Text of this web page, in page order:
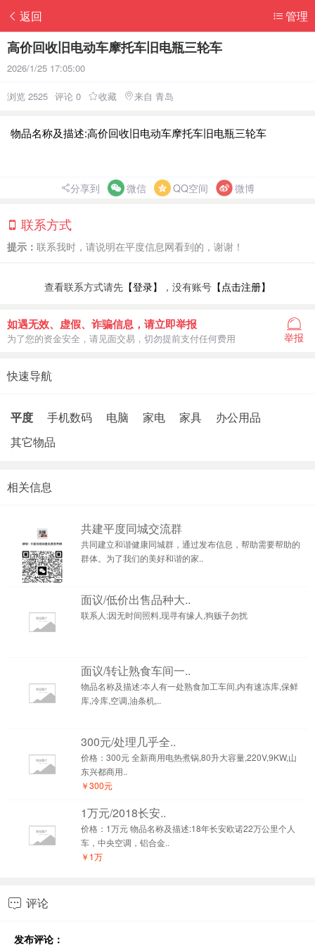
返回 管理
高价回收旧电动车摩托车旧电瓶三轮车
2026/1/25 17:05:00
浏览 2525 评论 0 收藏 来自 青岛
物品名称及描述:高价回收旧电动车摩托车旧电瓶三轮车
分享到 微信 QQ空间 微博
联系方式
提示： 联系我时，请说明在平度信息网看到的，谢谢！
查看联系方式请先 【登录】 ，没有账号 【点击注册】
如遇无效、虚假、诈骗信息，请立即举报
为了您的资金安全，请见面交易，切勿提前支付任何费用 举报
快速导航
平度 手机数码 电脑 家电 家具
办公用品
其它物品
相关信息
共建平度同城交流群
共同建立和谐健康同城群，通过发布信息，帮助需要帮助的
群体。为了我们的美好和谐的家..
面议/低价出售品种大..
联系人:因无时间照料,现寻有缘人,狗贩子勿扰
面议/转让熟食车间一..
物品名称及描述:夲人有一处熟食加工车间,内有速冻库,保鲜
库,冷库,空调,油条机,..
300元/处理几乎全..
价格：300元 全新商用电热煮锅,80升大容量,220V,9KW,山
东兴都商用..
￥300元
1万元/2018长安..
价格：1万元 物品名称及描述:18年长安欧诺22万公里个人
车，中央空调，铝合金..
￥1万
 评论
发布评论：